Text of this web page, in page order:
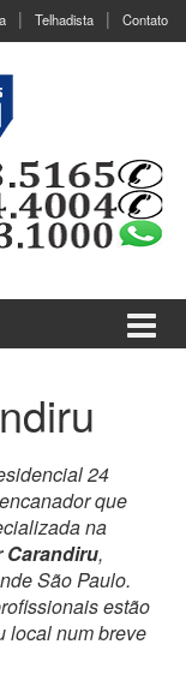
Telhadista Contato
24
que
na
Carandiru,
São Paulo.
estão
local num breve